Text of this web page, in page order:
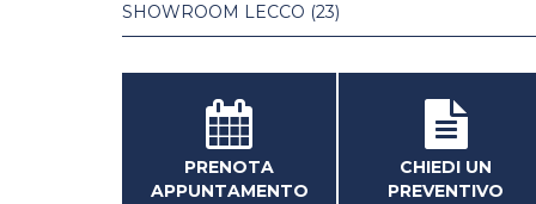
SHOWROOM LECCO (23)
PRENOTA
APPUNTAMENTO
CHIEDI UN
PREVENTIVO